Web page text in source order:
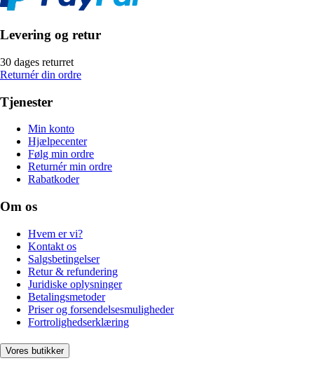
Levering og retur
30 dages returret
Returnér din ordre
Tjenester
Min konto
Hjælpecenter
Følg min ordre
Returnér min ordre
Rabatkoder
Om os
Hvem er vi?
Kontakt os
Salgsbetingelser
Retur & refundering
Juridiske oplysninger
Betalingsmetoder
Priser og forsendelsesmuligheder
Fortrolighedserklæring
Vores butikker